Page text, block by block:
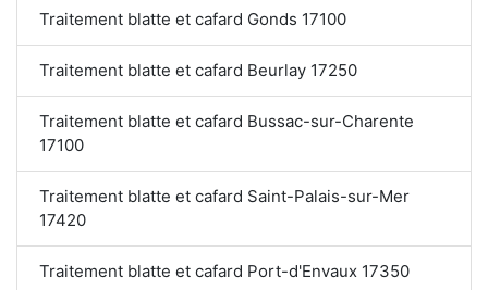
Traitement blatte et cafard Gonds 17100
Traitement blatte et cafard Beurlay 17250
Traitement blatte et cafard Bussac-sur-Charente
17100
Traitement blatte et cafard Saint-Palais-sur-Mer
17420
Traitement blatte et cafard Port-d'Envaux 17350